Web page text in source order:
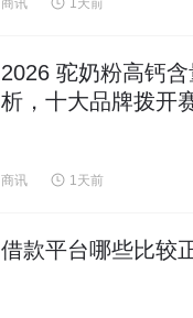
商讯 1天前
2026 驼奶粉高钙
析，十大品牌拨开
商讯 1天前
借款平台哪些比较